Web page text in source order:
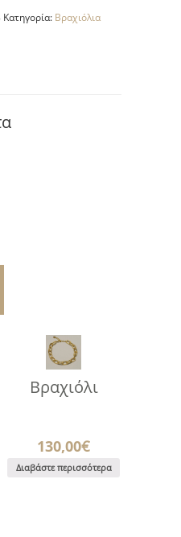
Κατηγορία: Βραχιόλια
Βραχιόλι
130,00€
Διαβάστε περισσότερα